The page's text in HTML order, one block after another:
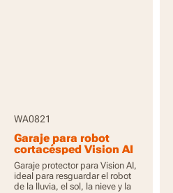
WA0821
Garaje para robot
cortacésped Vision AI
Garaje protector para Vision AI,
ideal para resguardar el robot
de la lluvia, el sol, la nieve y la